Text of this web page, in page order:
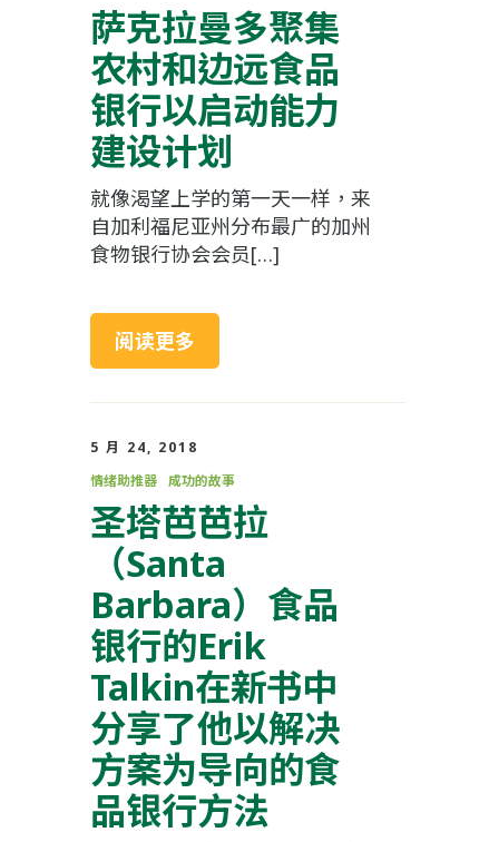
萨克拉曼多聚集
农村和边远食品
银行以启动能力
建设计划
就像渴望上学的第一天一样，来
自加利福尼亚州分布最广的加州
食物银行协会会员[…]
阅读更多
5 月 24, 2018
情绪助推器
成功的故事
圣塔芭芭拉
（Santa
Barbara）食品
银行的Erik
Talkin在新书中
分享了他以解决
方案为导向的食
品银行方法